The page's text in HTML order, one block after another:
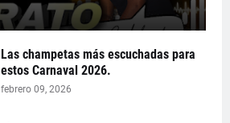
Las champetas más escuchadas para
estos Carnaval 2026.
febrero 09, 2026